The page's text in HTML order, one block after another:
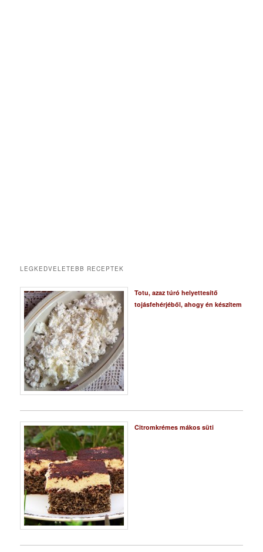
LEGKEDVELETEBB RECEPTEK
Totu, azaz túró helyettesítő
tojásfehérjéből, ahogy én készítem
Citromkrémes mákos süti